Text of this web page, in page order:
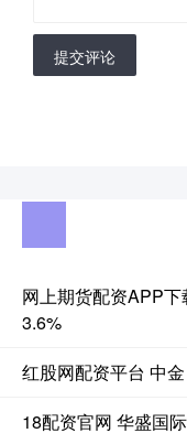
提交评论
网上期货配资APP
3.6%
红股网配资平台 中
18配资官网 华盛国